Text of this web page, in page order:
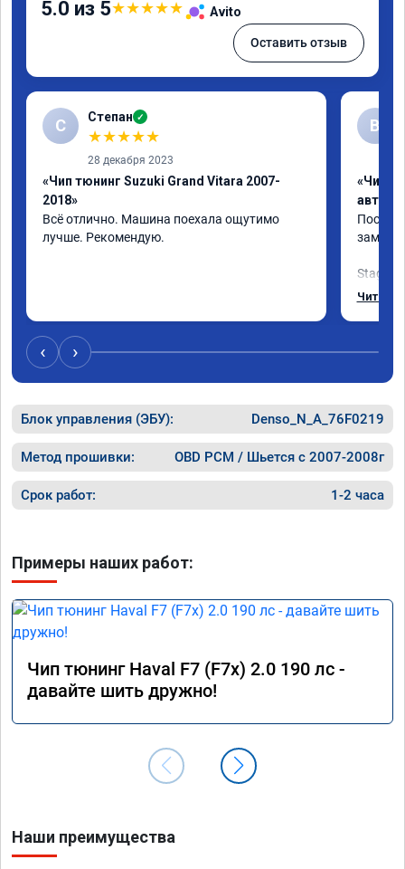
5.0 из 5★★★★★ Avito
Оставить отзыв
С Степан ✓
★★★★★
28 декабря 2023
«Чип тюнинг Suzuki Grand Vitara 2007-
2018»
Всё отлично. Машина поехала ощутимо
лучше. Рекомендую.
В
«Чип
После
Stage 1
хочет
старте.
Расход
так как
Читать
‹ ›
Блок управления (ЭБУ): Denso_N_A_76F0219
Метод прошивки: OBD PCM / Шьется с 2007-2008г
Срок работ: 1-2 часа
Примеры наших работ:
Чип тюнинг Haval F7 (F7x) 2.0 190 лс -
давайте шить дружно!
Наши преимущества